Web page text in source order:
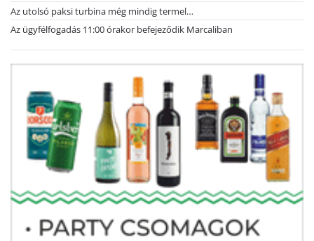
Az utolsó paksi turbina még mindig termel…
Az ügyfélfogadás 11:00 órakor befejeződik Marcaliban